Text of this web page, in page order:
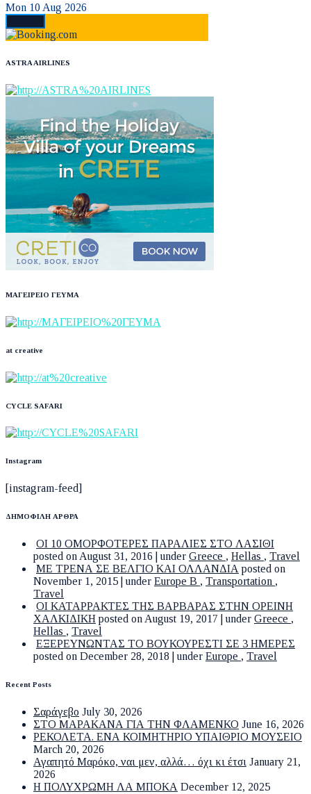
Mon 10 Aug 2026
ASTRA AIRLINES
ΜΑΓΕΙΡΕΙΟ ΓΕΥΜΑ
at creative
CYCLE SAFARI
Instagram
[instagram-feed]
ΔΗΜΟΦΙΛΗ ΑΡΘΡΑ
ΟΙ 10 ΟΜΟΡΦΟΤΕΡΕΣ ΠΑΡΑΛΙΕΣ ΣΤΟ ΛΑΣΙΘΙ
posted on August 31, 2016 |under Greece , Hellas , Travel
ΜΕ ΤΡΕΝΑ ΣΕ ΒΕΛΓΙΟ ΚΑΙ ΟΛΛΑΝΔΙΑ posted on
November 1, 2015 |under Europe B , Transportation ,
Travel
ΟΙ ΚΑΤΑΡΡΑΚΤΕΣ ΤΗΣ ΒΑΡΒΑΡΑΣ ΣΤΗΝ ΟΡΕΙΝΗ
ΧΑΛΚΙΔΙΚΗ posted on August 19, 2017 |under Greece ,
Hellas , Travel
ΕΞΕΡΕΥΝΩΝΤΑΣ ΤΟ ΒΟΥΚΟΥΡΕΣΤΙ ΣΕ 3 ΗΜΕΡΕΣ
posted on December 28, 2018 |under Europe , Travel
Recent Posts
Σαράγεβο July 30, 2026
ΣΤΟ ΜΑΡΑΚΑΝΑ ΓΙΑ ΤΗΝ ΦΛΑΜΕΝΚΟ June 16, 2026
ΡΕΚΟΛΕΤΑ. ΕΝΑ ΚΟΙΜΗΤΗΡΙΟ ΥΠΑΙΘΡΙΟ ΜΟΥΣΕΙΟ
March 20, 2026
Αγαπητό Μαρόκο, ναι μεν, αλλά… όχι κι έτσι January 21,
2026
Η ΠΟΛΥΧΡΩΜΗ ΛΑ ΜΠΟΚΑ December 12, 2025